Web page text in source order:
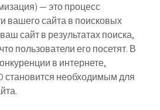
— это процесс
вашего сайта в поисковых
сайт в результатах поиска,
пользователи его посетят. В
в интернете,
становится необходимым для